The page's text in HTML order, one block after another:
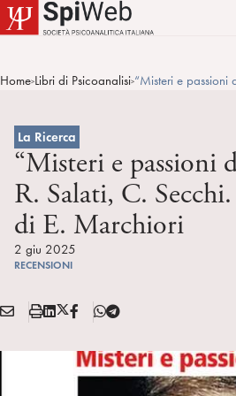
Home>Libri di Psicoanalisi>“Misteri e passioni
La Ricerca
“Misteri e passioni
R. Salati, C.
di E. Marchiori
2 giu 2025
RECENSIONI
Condividi:
E
A
S
a
L
n
X
T
F
T
l
e